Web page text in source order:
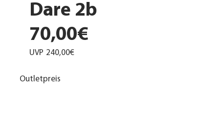
Dare 2b
70,00€
UVP 240,00€
Outletpreis